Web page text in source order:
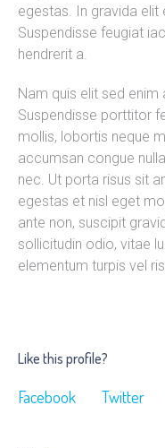
egestas. In gravida elit
Suspendisse feugiat
hendrerit a.
Nam quis elit sed
Suspendisse porttitor
mollis, lobortis neque
accumsan congue
nec. Ut porta risus sit
egestas et nisl eget
ante non, suscipit
sollicitudin odio, vitae
elementum turpis vel
Like this profile?
Facebook Twitter